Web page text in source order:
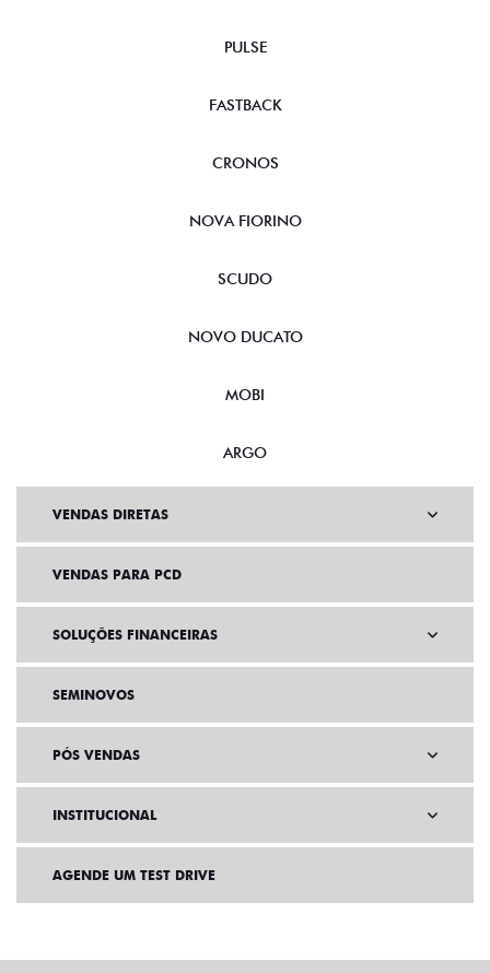
PULSE
FASTBACK
CRONOS
NOVA FIORINO
SCUDO
NOVO DUCATO
MOBI
ARGO
VENDAS DIRETAS
VENDAS PARA PCD
SOLUÇÕES FINANCEIRAS
SEMINOVOS
PÓS VENDAS
INSTITUCIONAL
AGENDE UM TEST DRIVE